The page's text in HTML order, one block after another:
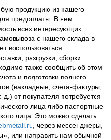
продукцию из нашего
предоплаты. В нем
всех интересующих
с нашего склада в
воспользоваться
разгрузки, сборки
также сообщить об этом
и подготовки полного
(накладные, счета-фактуры,
от покупателя потребуется
лица либо паспортные
лица. Это можно сделать
, через мессенджеры,
или направить нам обычной